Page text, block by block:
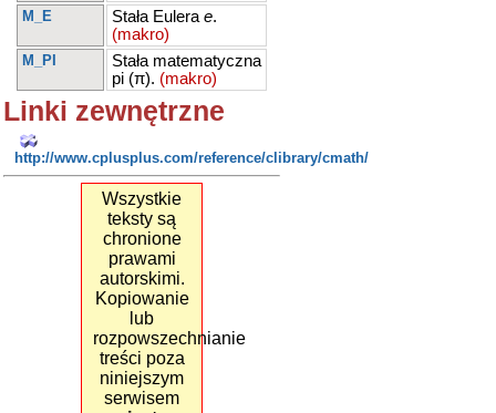
M_E Stała Eulera e.
(makro)
M_PI
Stała matematyczna
pi (π). (makro)
Linki zewnętrzne
http://www.cplusplus.com/reference/clibrary/cmath/
Wszystkie
teksty są
chronione
prawami
autorskimi.
Kopiowanie
lub
rozpowszechnianie
treści poza
niniejszym
serwisem